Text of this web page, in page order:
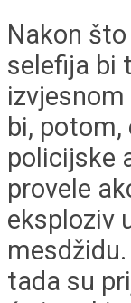
Nakon
selefija bi
izvjesnom
bi,
policijske
provele
eksploziv
tada su